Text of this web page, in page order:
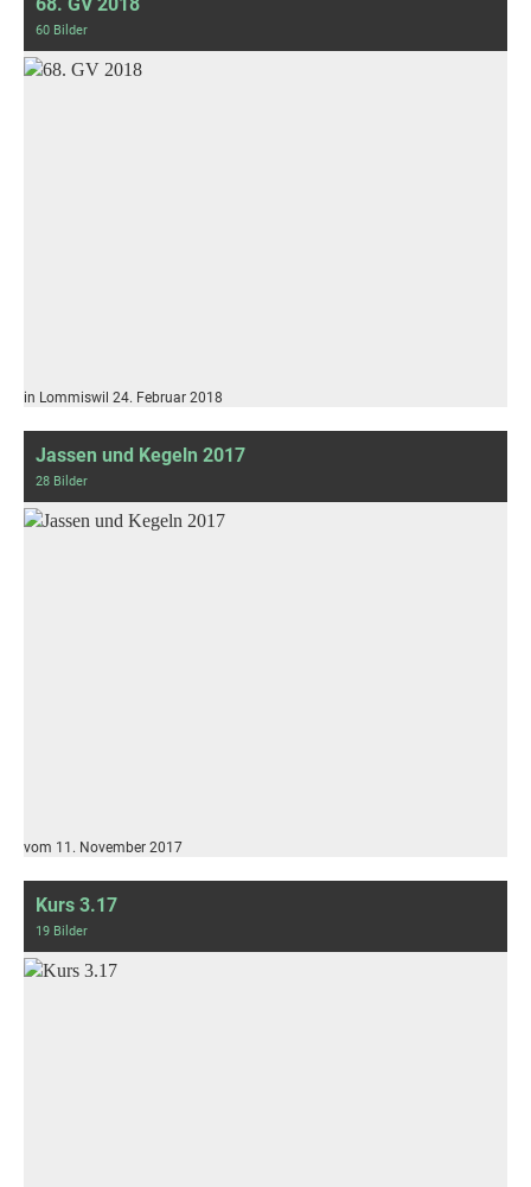
60 Bilder
in Lommiswil 24. Februar 2018
Jassen und Kegeln 2017
28 Bilder
vom 11. November 2017
Kurs 3.17
19 Bilder